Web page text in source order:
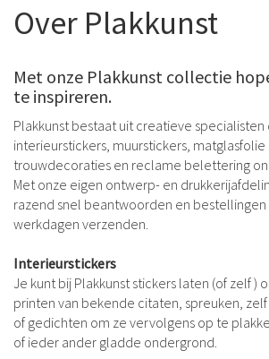
Over Plakkunst
Met onze Plakkunst collectie
te inspireren.
Plakkunst bestaat uit creatieve
interieurstickers, muurstickers,
trouwdecoraties en reclame belettering
Met onze eigen ontwerp- en
razend snel beantwoorden en bestellingen
werkdagen verzenden.
Interieurstickers
Je kunt bij Plakkunst stickers laten (of zelf )
printen van bekende citaten, spreuken,
of gedichten om ze vervolgens op te
of ieder ander gladde ondergrond.